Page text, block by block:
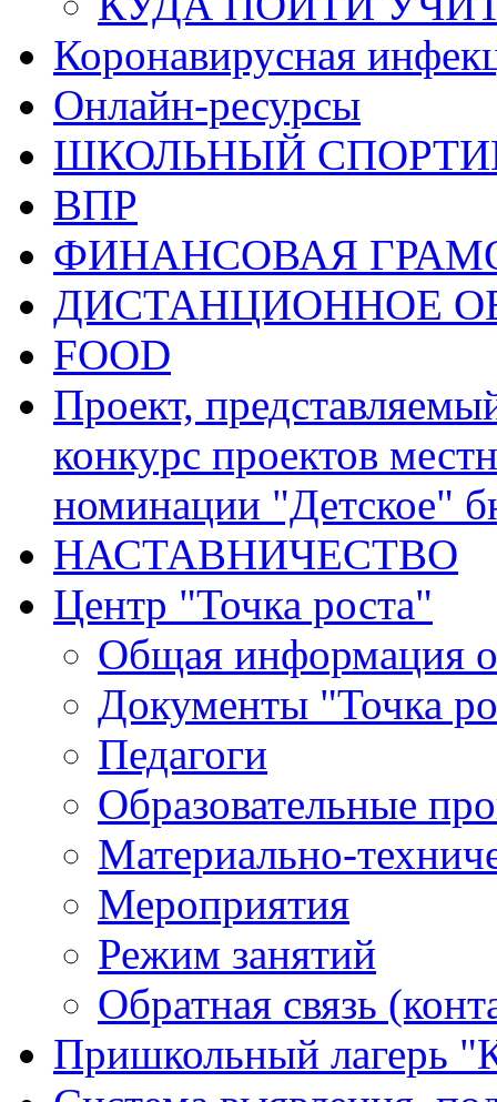
Коронавирусная
Онлайн-ресурсы
ШКОЛЬНЫЙ
ВПР
ФИНАНСОВАЯ
ДИСТАНЦИОННОЕ
FOOD
Проект,
конкурс проектов
номинации "Детское"
НАСТАВНИЧЕСТВО
Центр "Точка роста"
Общая информация о
Документы "Точка
Педагоги
Образовательные
Материально-
Мероприятия
Режим занятий
Обратная связь
Пришкольный лагерь